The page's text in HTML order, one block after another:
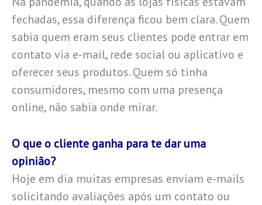
fechadas, essa diferença ficou bem clara. Quem
sabia quem eram seus clientes pode entrar em
contato via e-mail, rede social ou aplicativo e
oferecer seus produtos. Quem só tinha
consumidores, mesmo com uma presença
online, não sabia onde mirar.
O que o cliente ganha para te dar uma
opinião?
Hoje em dia muitas empresas enviam e-mails
solicitando avaliações após um contato ou